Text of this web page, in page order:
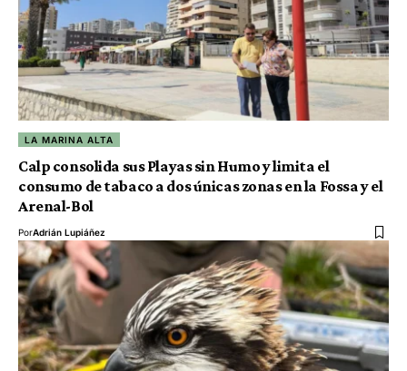
LA MARINA ALTA
Calp consolida sus Playas sin Humo y limita el
consumo de tabaco a dos únicas zonas en la Fossa y el
Arenal-Bol
PorAdrián Lupiáñez